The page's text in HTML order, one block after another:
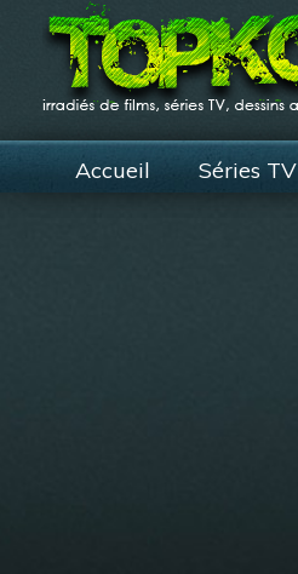
Accueil Séries TV